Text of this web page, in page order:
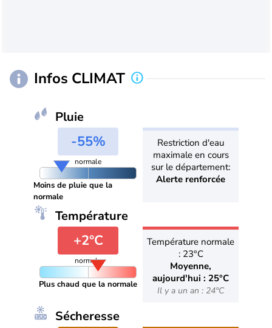
Infos CLIMAT
Pluie
-55%
normale
Moins de pluie que la
normale
Restriction d'eau
maximale en cours
sur le département:
Alerte renforcée
Température
+2°C
normale
Plus chaud que la normale
Température normale
: 23°C
Moyenne,
aujourd'hui : 25°C
Il y a un an : 24°C
Sécheresse